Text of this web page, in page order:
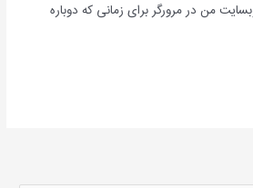
من در مرورگر برای زمانی که دوباره